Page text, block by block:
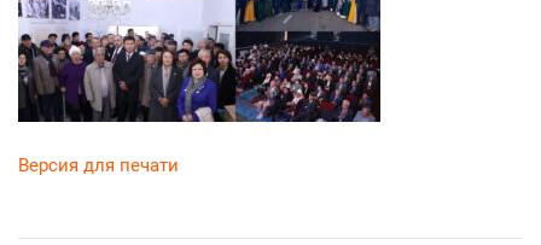
Версия для печати